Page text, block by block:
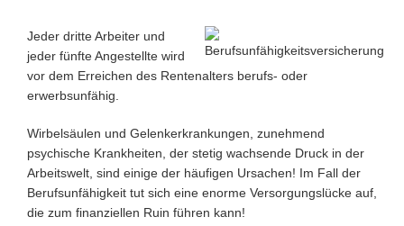
Jeder dritte Arbeiter und
jeder fünfte Angestellte wird
vor dem Erreichen des Rentenalters berufs- oder
erwerbsunfähig.
Wirbelsäulen und Gelenkerkrankungen, zunehmend
psychische Krankheiten, der stetig wachsende Druck in der
Arbeitswelt, sind einige der häufigen Ursachen! Im Fall der
Berufsunfähigkeit tut sich eine enorme Versorgungslücke auf,
die zum finanziellen Ruin führen kann!